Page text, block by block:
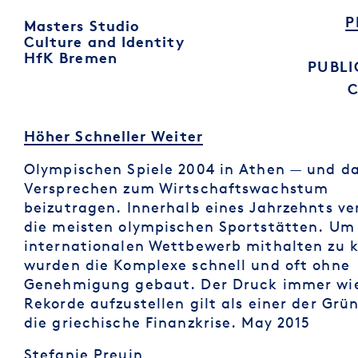
Masters Studio
Culture and Identity
HfK Bremen
Höher Schneller Weiter
Olympischen Spiele 2004 in Athen — und
Versprechen zum Wirtschaftswachstum
beizutragen. Innerhalb eines Jahrzehnts
die meisten olympischen Sportstätten.
internationalen Wettbewerb mithalten zu
wurden die Komplexe schnell und oft ohne
Genehmigung gebaut. Der Druck immer
Rekorde aufzustellen gilt als einer der
die griechische Finanzkrise. May 2015